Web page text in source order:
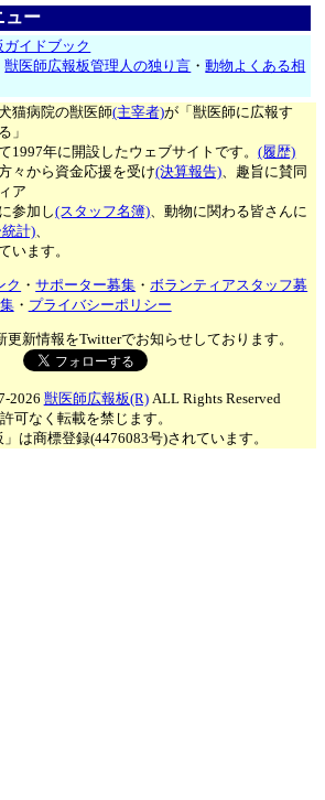
ュー
ガイドブック
獣医師広報板管理人の独り言 ・動物よくある相
猫病院の獣医師(主宰者)が「獣医師に広報す
」
1997年に開設したウェブサイトです。(履歴)
々から資金応援を受け(決算報告)、趣旨に賛同
ア
参加し(スタッフ名簿)、動物に関わる皆さんに
計)、
います。
ク ・サポーター募集 ・ボランティアスタッフ募
集・ プライバシーポリシー
新情報をTwitterでお知らせしております。
2026 獣医師広報板(R)ALL Rights Reserved
許可なく転載を禁じます。
」は商標登録(4476083号)されています。